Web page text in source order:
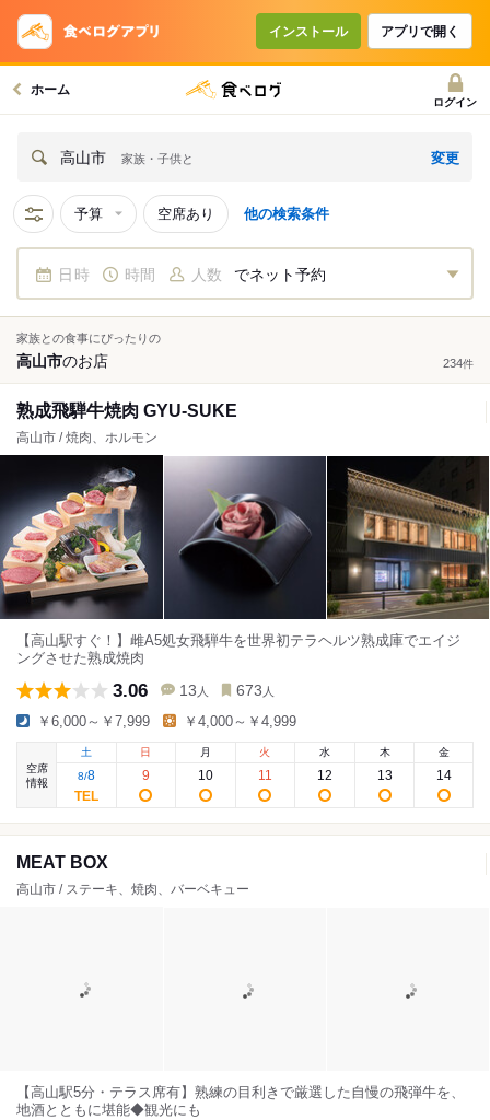
インストール アプリで開く
ホーム
ログイン
高山市 家族・子供と 変更
予算 空席あり 他の検索条件
日時 時間 人数 でネット予約
家族との食事にぴったりの
高山市のお店 234件
熟成飛騨牛焼肉 GYU-SUKE
高山市 / 焼肉、ホルモン
【高山駅すぐ！】雌A5処女飛騨牛を世界初テラヘルツ熟成庫でエイジ
ングさせた熟成焼肉
3.06 13 人 673 人
￥6,000～￥7,999 ￥4,000～￥4,999
空席
情報
土
8/8
日
9
月
10
火
11
水
12
木
13
金
14
MEAT BOX
高山市 / ステーキ、焼肉、バーベキュー
【高山駅5分・テラス席有】熟練の目利きで厳選した自慢の飛弾牛を、
地酒とともに堪能◆観光にも